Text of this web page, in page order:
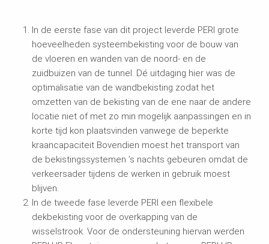
In de eerste fase van dit project leverde PERI grote
hoeveelheden systeembekisting voor de bouw van
de vloeren en wanden van de noord- en de
zuidbuizen van de tunnel. Dé uitdaging hier was de
optimalisatie van de wandbekisting zodat het
omzetten van de bekisting van de ene naar de andere
locatie niet of met zo min mogelijk aanpassingen en in
korte tijd kon plaatsvinden vanwege de beperkte
kraancapaciteit Bovendien moest het transport van
de bekistingssystemen ’s nachts gebeuren omdat de
verkeersader tijdens de werken in gebruik moest
blijven.
In de tweede fase leverde PERI een flexibele
dekbekisting voor de overkapping van de
wisselstrook. Voor de ondersteuning hiervan werden